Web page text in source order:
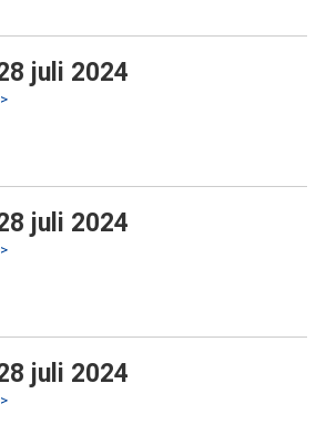
juli 2024
juli 2024
juli 2024